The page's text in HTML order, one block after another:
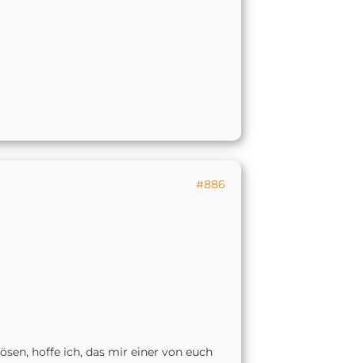
#886
hoffe ich, das mir einer von euch